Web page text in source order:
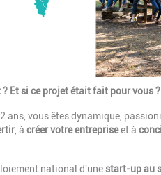
Et si ce projet était fait pour vous ?
ans, vous êtes dynamique,
, à créer votre entrepriseet à
national d'unestart-up au